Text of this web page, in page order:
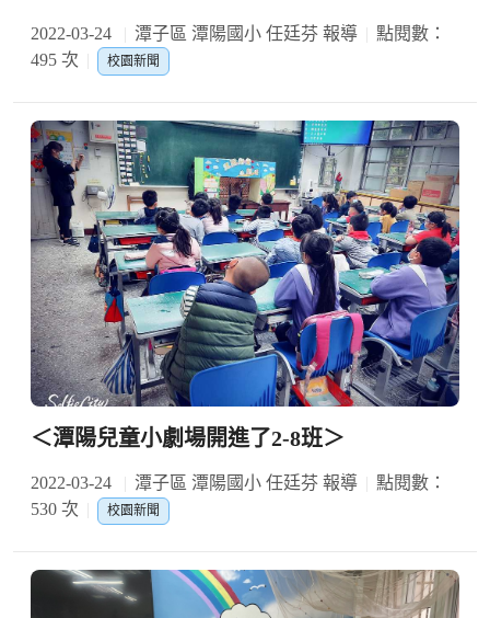
2022-03-24 潭子區 潭陽國小 任廷芬 報導
點閱數：
495 次
校園新聞
＜潭陽兒童小劇場開進了2-8班＞
2022-03-24 潭子區 潭陽國小 任廷芬 報導
點閱數：
530 次
校園新聞